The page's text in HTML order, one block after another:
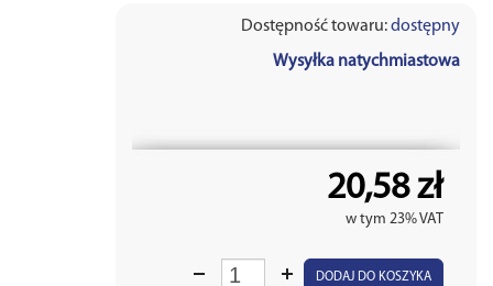
Dostępność towaru:dostępny
Wysyłka natychmiastowa
20,58 zł
w tym 23% VAT
DODAJ DO KOSZYKA